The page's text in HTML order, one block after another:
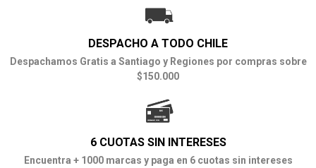
DESPACHO A TODO CHILE
Despachamos Gratis a Santiago y Regiones por compras sobre
$150.000
6 CUOTAS SIN INTERESES
Encuentra + 1000 marcas y paga en 6 cuotas sin intereses